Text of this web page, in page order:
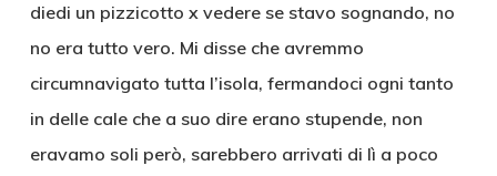
diedi un pizzicotto x vedere se stavo sognando, no
no era tutto vero. Mi disse che avremmo
circumnavigato tutta l’isola, fermandoci ogni tanto
in delle cale che a suo dire erano stupende, non
eravamo soli però, sarebbero arrivati di lì a poco